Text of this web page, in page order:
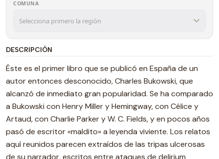
COMUNA
DESCRIPCIÓN
Éste es el primer libro que se publicó en España de un
autor entonces desconocido, Charles Bukowski, que
alcanzó de inmediato gran popularidad. Se ha comparado
a Bukowski con Henry Miller y Hemingway, con Célice y
Artaud, con Charlie Parker y W. C. Fields, y en pocos años
pasó de escritor «maldito» a leyenda viviente. Los relatos
aquí reunidos parecen extraídos de las tripas ulcerosas
de su narrador, escritos entre ataques de delirium